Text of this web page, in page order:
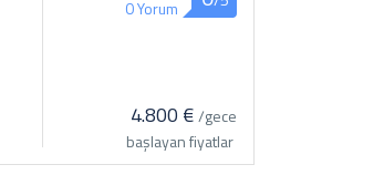
0 Yorum
4.800 €/gece
başlayan fiyatlar